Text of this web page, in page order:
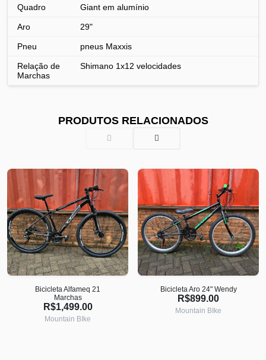
Quadro Giant em alumínio
Aro 29"
Pneu pneus Maxxis
Relação de
Marchas
Shimano 1x12 velocidades
PRODUTOS RELACIONADOS
Bicicleta Alfameq 21
Marchas
R$1,499.00
Mountain BIke
Bicicleta Aro 24" Wendy
R$899.00
Mountain BIke